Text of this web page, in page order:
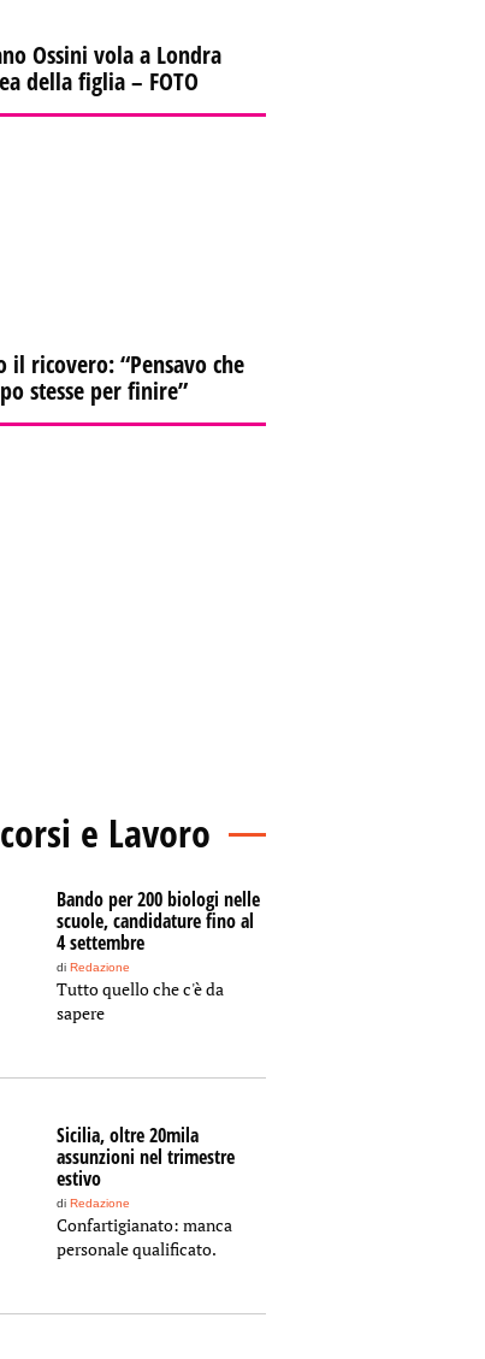
Ossini vola a Londra
della figlia – FOTO
il ricovero: “Pensavo che
stesse per finire”
e Lavoro
Bando per 200 biologi nelle
scuole, candidature fino al
4 settembre
di Redazione
Tutto quello che c'è da
sapere
Sicilia, oltre 20mila
assunzioni nel trimestre
estivo
di Redazione
Confartigianato: manca
personale qualificato.